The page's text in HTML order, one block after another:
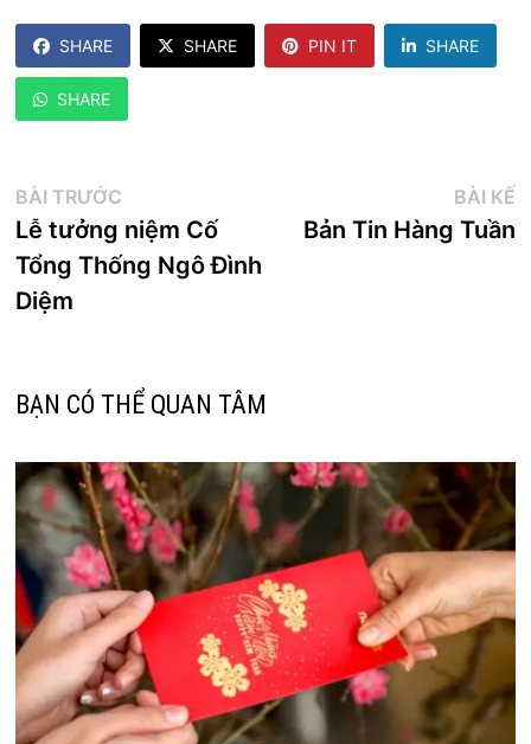
SHARE SHARE PIN IT SHARE
SHARE
Điều
hướng
bài
BÀI TRƯỚC
trước:
Lễ tưởng niệm Cố
Tổng Thống Ngô Đình
Diệm
BÀI KẾ
Bản Tin Hàng Tuần
BẠN CÓ THỂ QUAN TÂM